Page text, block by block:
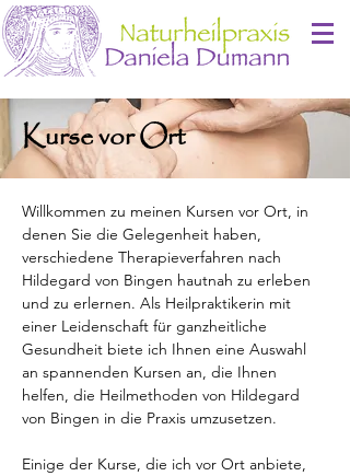
Kurse vor Ort
Willkommen zu meinen Kursen vor Ort, in
denen Sie die Gelegenheit haben,
verschiedene Therapieverfahren nach
Hildegard von Bingen hautnah zu erleben
und zu erlernen. Als Heilpraktikerin mit
einer Leidenschaft für ganzheitliche
Gesundheit biete ich Ihnen eine Auswahl
an spannenden Kursen an, die Ihnen
helfen, die Heilmethoden von Hildegard
von Bingen in die Praxis umzusetzen.
Einige der Kurse, die ich vor Ort anbiete,